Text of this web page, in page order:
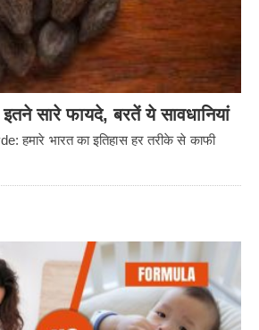
सारे फायदे, बरतें ये सावधानियां
हमारे भारत का इतिहास हर तरीके से काफी